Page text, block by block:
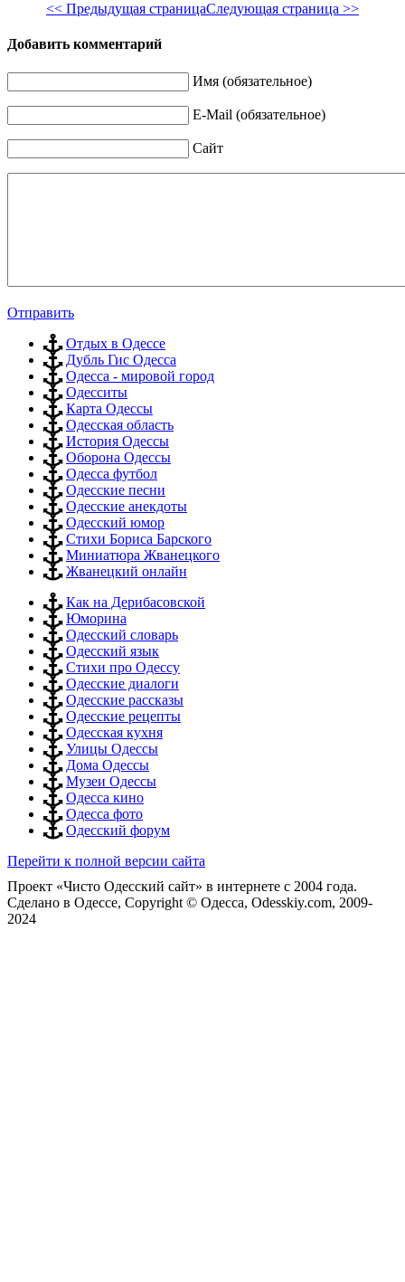
<< Предыдущая страницаСледующая страница >>
Добавить комментарий
Имя (обязательное)
E-Mail (обязательное)
Сайт
Отправить
Отдых в Одессе
Дубль Гис Одесса
Одесса - мировой город
Одесситы
Карта Одессы
Одесская область
История Одессы
Оборона Одессы
Одесса футбол
Одесские песни
Одесские анекдоты
Одесский юмор
Стихи Бориса Барского
Миниатюра Жванецкого
Жванецкий онлайн
Как на Дерибасовской
Юморина
Одесский словарь
Одесский язык
Стихи про Одессу
Одесские диалоги
Одесские рассказы
Одесские рецепты
Одесская кухня
Улицы Одессы
Дома Одессы
Музеи Одессы
Одесса кино
Одесса фото
Одесский форум
Перейти к полной версии сайта
Проект «Чисто Одесский сайт» в интернете с 2004 года.
Сделано в Одессе, Copyright © Одесса, Odesskiy.com, 2009-
2024